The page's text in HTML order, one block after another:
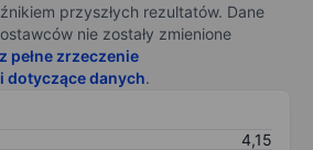
przyszłych rezultatów. Dane
nie zostały zmienione
pełne zrzeczenie
danych.
4,15